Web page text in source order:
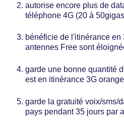
autorise encore plus de
téléphone 4G (20 à
bénéficie de l'itinérance
antennes Free sont
garde une bonne quantité
est en itinérance 3G orange
garde la gratuité voix/sms/
pays pendant 35 jours par